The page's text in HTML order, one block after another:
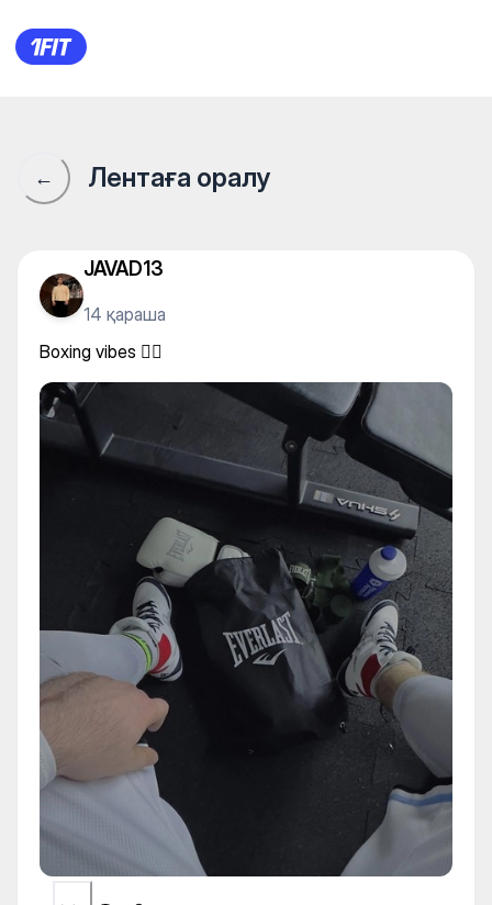
Boxing vibes ✊🏾
← Лентаға оралу
JAVAD13
14 қараша
Boxing vibes ✊🏾